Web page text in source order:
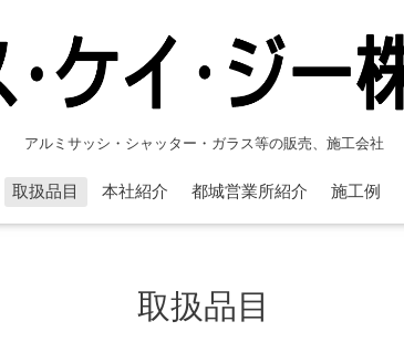
アルミサッシ・シャッター・ガラス等の販売、施工会社
取扱品目 本社紹介 都城営業所紹介 施工例
取扱品目